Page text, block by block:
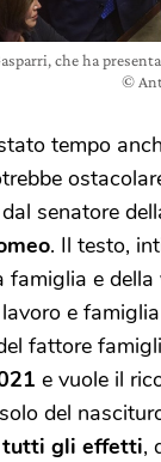
che ha
©
tempo
senatore
. Il testo,
famiglia e
e
fattore
e vuole il
del
tutti gli effetti,